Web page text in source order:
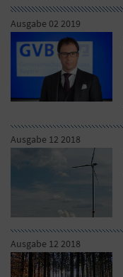
Ausgabe 02 2019
Ausgabe 12 2018
Ausgabe 12 2018